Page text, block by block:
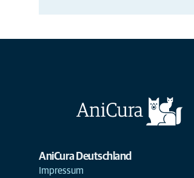
AniCura Deutschland
Impressum